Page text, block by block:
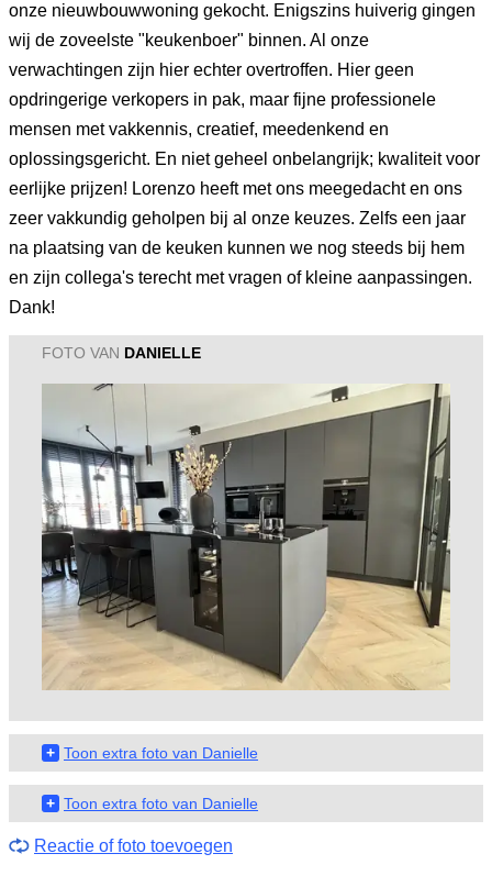
onze nieuwbouwwoning gekocht. Enigszins huiverig gingen
wij de zoveelste "keukenboer" binnen. Al onze
verwachtingen zijn hier echter overtroffen. Hier geen
opdringerige verkopers in pak, maar fijne professionele
mensen met vakkennis, creatief, meedenkend en
oplossingsgericht. En niet geheel onbelangrijk; kwaliteit voor
eerlijke prijzen! Lorenzo heeft met ons meegedacht en ons
zeer vakkundig geholpen bij al onze keuzes. Zelfs een jaar
na plaatsing van de keuken kunnen we nog steeds bij hem
en zijn collega's terecht met vragen of kleine aanpassingen.
Dank!
FOTO VAN DANIELLE
+ Toon extra foto van Danielle
+ Toon extra foto van Danielle
Reactie of foto toevoegen